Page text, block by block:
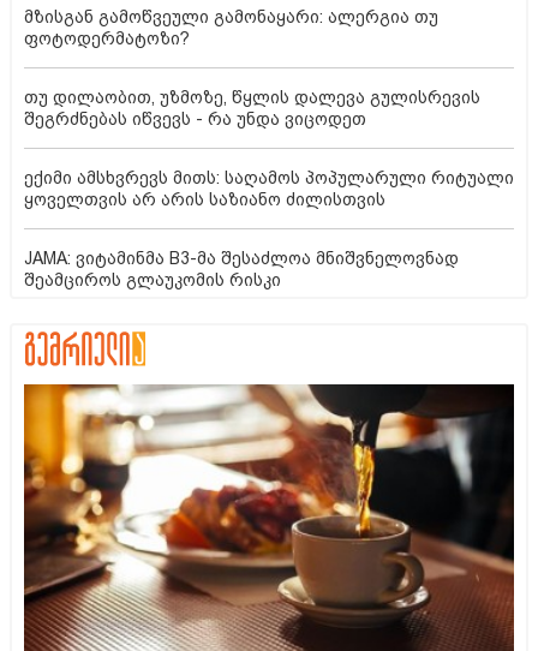
მზისგან გამოწვეული გამონაყარი: ალერგია თუ
ფოტოდერმატოზი?
თუ დილაობით, უზმოზე, წყლის დალევა გულისრევის
შეგრძნებას იწვევს - რა უნდა ვიცოდეთ
ექიმი ამსხვრევს მითს: საღამოს პოპულარული რიტუალი
ყოველთვის არ არის საზიანო ძილისთვის
JAMA: ვიტამინმა B3-მა შესაძლოა მნიშვნელოვნად
შეამციროს გლაუკომის რისკი